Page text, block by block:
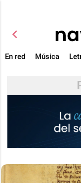
chevron_left
En red Música